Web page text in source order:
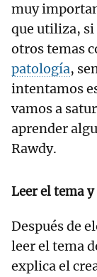
muy
que utiliza,
otros temas
patología,
intentamos
vamos a
aprender
Rawdy.
Leer el tema
Después de
leer el tema
explica el